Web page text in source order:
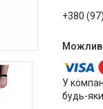
+380
У
будь-